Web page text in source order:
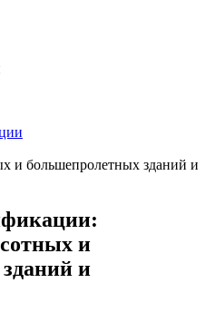
и большепролетных зданий и
и
и